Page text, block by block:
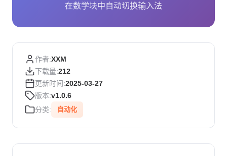
在数学块中自动切换输入法
作者:XXM
下载量:212
更新时间:2025-03-27
版本:v1.0.6
分类:
自动化